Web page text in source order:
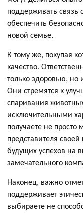
поддерживать
обеспечить
новой семье.
К тому же, покупая
качество.
только здоровью, но
Они стремятся к
спаривания
исключительными
получаете не
представителя
будущих успехов на
замечательного
Наконец, важно
поддерживает
выбираете не